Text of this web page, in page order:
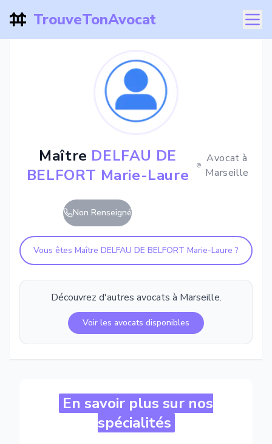
TrouveTonAvocat
Maître DELFAU DE
BELFORT Marie-Laure
Avocat à
Marseille
Non Renseigné
Vous êtes Maître DELFAU DE BELFORT Marie-Laure ?
Découvrez d'autres avocats à Marseille.
Voir les avocats disponibles
En savoir plus sur nos
spécialités